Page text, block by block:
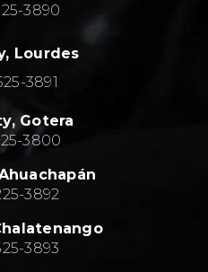
3890
Lourdes
3891
Gotera
3800
3892
3893